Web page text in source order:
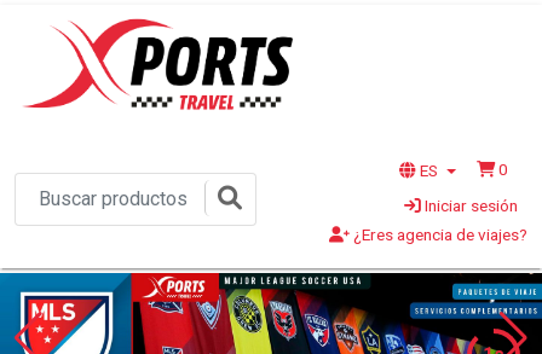
ES
0
Iniciar sesión
¿Eres agencia de viajes?